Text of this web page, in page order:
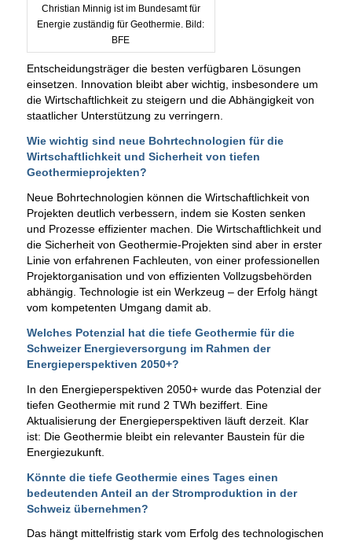
Christian Minnig ist im Bundesamt für
Energie zuständig für Geothermie. Bild:
BFE
Entscheidungsträger die besten verfügbaren Lösungen
einsetzen. Innovation bleibt aber wichtig, insbesondere um
die Wirtschaftlichkeit zu steigern und die Abhängigkeit von
staatlicher Unterstützung zu verringern.
Wie wichtig sind neue Bohrtechnologien für die
Wirtschaftlichkeit und Sicherheit von tiefen
Geothermieprojekten?
Neue Bohrtechnologien können die Wirtschaftlichkeit von
Projekten deutlich verbessern, indem sie Kosten senken
und Prozesse effizienter machen. Die Wirtschaftlichkeit und
die Sicherheit von Geothermie-Projekten sind aber in erster
Linie von erfahrenen Fachleuten, von einer professionellen
Projektorganisation und von effizienten Vollzugsbehörden
abhängig. Technologie ist ein Werkzeug – der Erfolg hängt
vom kompetenten Umgang damit ab.
Welches Potenzial hat die tiefe Geothermie für die
Schweizer Energieversorgung im Rahmen der
Energieperspektiven 2050+?
In den Energieperspektiven 2050+ wurde das Potenzial der
tiefen Geothermie mit rund 2 TWh beziffert. Eine
Aktualisierung der Energieperspektiven läuft derzeit. Klar
ist: Die Geothermie bleibt ein relevanter Baustein für die
Energiezukunft.
Könnte die tiefe Geothermie eines Tages einen
bedeutenden Anteil an der Stromproduktion in der
Schweiz übernehmen?
Das hängt mittelfristig stark vom Erfolg des technologischen